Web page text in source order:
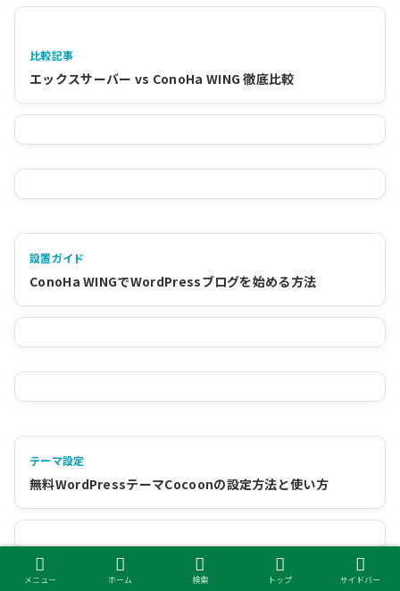
比較記事
エックスサーバー vs ConoHa WING 徹底比較
設置ガイド
ConoHa WINGでWordPressブログを始める方法
テーマ設定
無料WordPressテーマCocoonの設定方法と使い方
メニュー ホーム 検索 トップ サイドバー